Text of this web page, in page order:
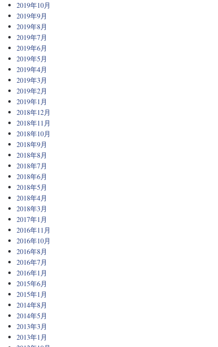
2019年10月
2019年9月
2019年8月
2019年7月
2019年6月
2019年5月
2019年4月
2019年3月
2019年2月
2019年1月
2018年12月
2018年11月
2018年10月
2018年9月
2018年8月
2018年7月
2018年6月
2018年5月
2018年4月
2018年3月
2017年1月
2016年11月
2016年10月
2016年8月
2016年7月
2016年1月
2015年6月
2015年1月
2014年8月
2014年5月
2013年3月
2013年1月